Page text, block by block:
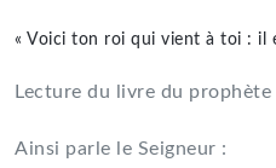
« Voici ton roi qui vient à toi : il
Lecture du livre du prophète
Ainsi parle le Seigneur :